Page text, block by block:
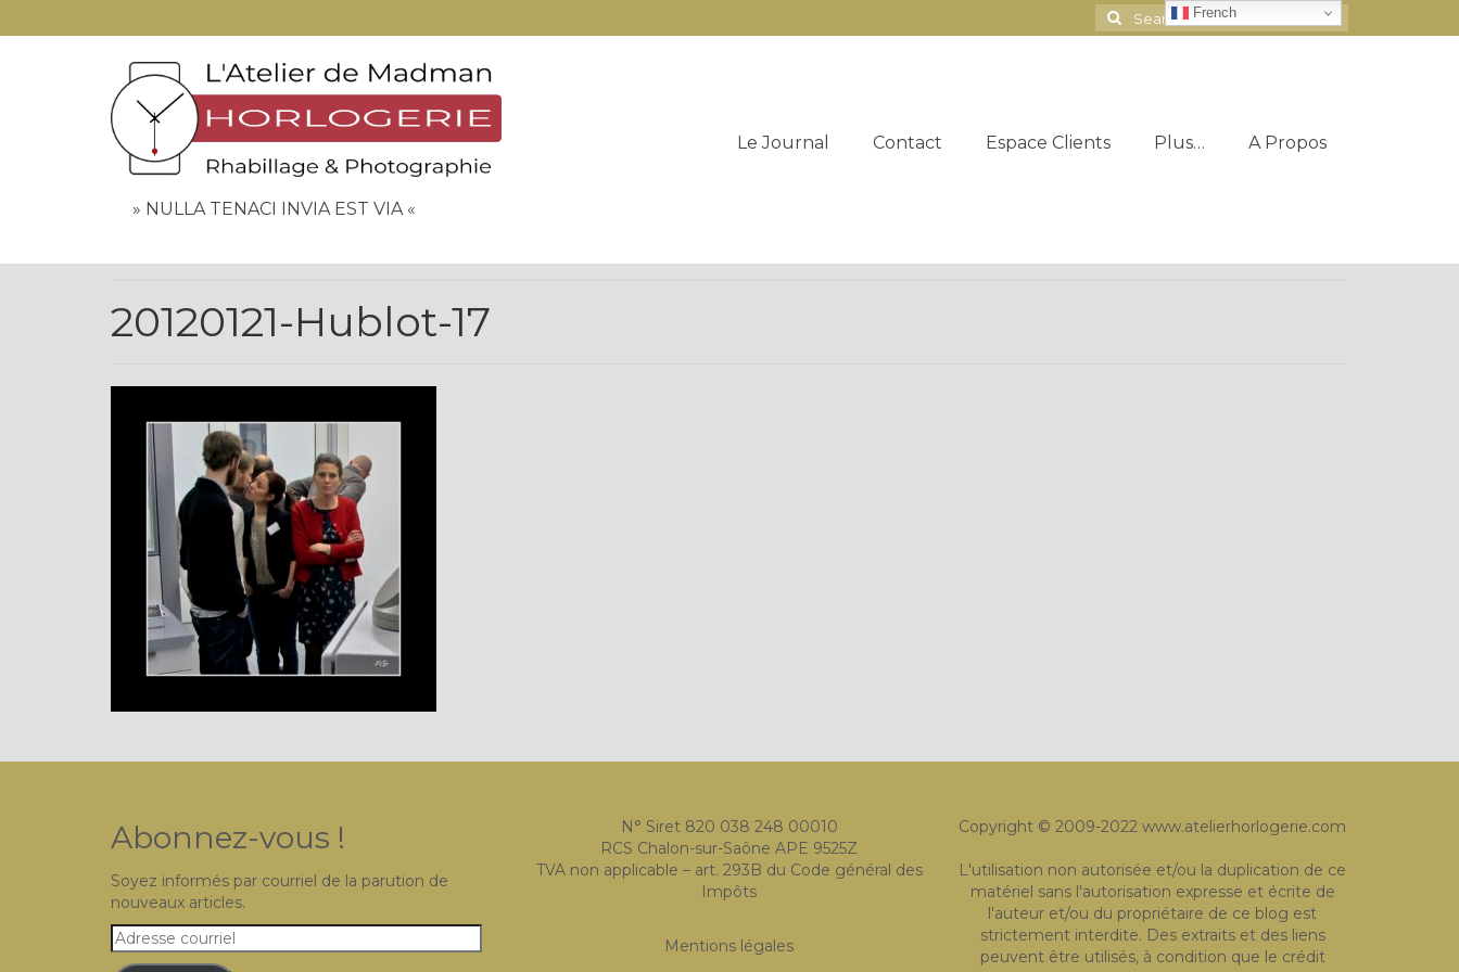
Search
for:
» NULLA TENACI INVIA EST VIA «
Le Journal Contact Espace Clients Plus… A Propos
20120121-Hublot-17
Abonnez-vous !
Soyez informés par courriel de la parution de
nouveaux articles.
Adresse
courriel
N° Siret 820 038 248 00010
RCS Chalon-sur-Saône APE 9525Z
TVA non applicable – art. 293B du Code général des
Impôts
Mentions légales
Copyright © 2009-2022 www.atelierhorlogerie.com
L'utilisation non autorisée et/ou la duplication de ce
matériel sans l'autorisation expresse et écrite de
l'auteur et/ou du propriétaire de ce blog est
strictement interdite. Des extraits et des liens
peuvent être utilisés, à condition que le crédit
French